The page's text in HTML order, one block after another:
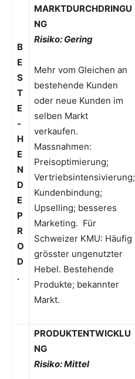
B
E
S
T
E
-
H
E
N
D
E
P
R
O
D
.
MARKTDURCHDRINGU
NG
Risiko: Gering
Mehr vom Gleichen an
bestehende Kunden
oder neue Kunden im
selben Markt
verkaufen.
Massnahmen:
Preisoptimierung;
Vertriebsintensivierung;
Kundenbindung;
Upselling; besseres
Marketing. Für
Schweizer KMU: Häufig
grösster ungenutzter
Hebel. Bestehende
Produkte; bekannter
Markt.
PRODUKTENTWICKLU
NG
Risiko: Mittel